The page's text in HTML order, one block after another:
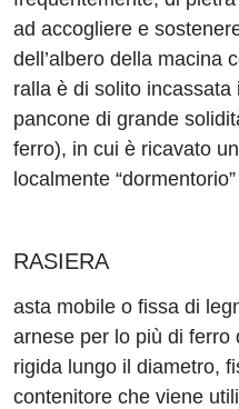
ad accogliere e
dell’albero della macina
ralla è di solito incassata
pancone di grande
ferro), in cui è ricavato
localmente
RASIERA
asta mobile o fissa di
arnese per lo più di ferro
rigida lungo il diametro,
contenitore che viene